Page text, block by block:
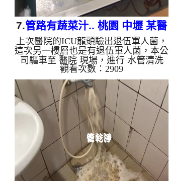
7.管路有蔬菜汁.. 桃園 中壢 某醫
院 洗管路
上次醫院的ICU龍頭驗出退伍軍人菌，
這次另一樓層也是有退伍軍人菌，本公
司驅車至 醫院 現場，進行 水管清洗
作業，檢測發現出水偏小，本公司裝設
高周波水管清洗機，灌入 檸檬酸 至水
管，等了約15分，開啟 水管清洗機 ，
啟動 螺旋波 模式，一開始出現泥水，
突然變成了蔬菜汁，六個多小時後，出
水變乾淨出水量也變大了。 如是自來
水，如水管老化，會產生鐵鏽跟泥沙堆
積，洗出來的水就會是咖啡色，地下水
含有氧化錳，管壁上會結成黑色管垢，
洗出來的水會跟石油一樣黑，有些洗出
綠色的水，是因為裡面有銅的物質，生
鏽...
觀看次數：2909